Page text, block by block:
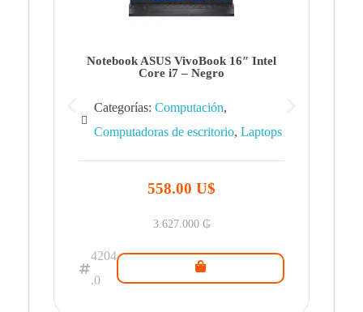
Notebook ASUS VivoBook 16″ Intel
Core i7 – Negro
Categorías: Computación,
Computadoras de escritorio, Laptops
558.00 U$
3.627.000 ₲
4204
.0